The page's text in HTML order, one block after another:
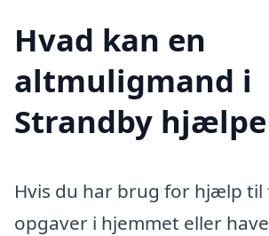
Hvad kan en
altmuligmand i
Strandby hjælpe
Hvis du har brug for hjælp til
opgaver i hjemmet eller